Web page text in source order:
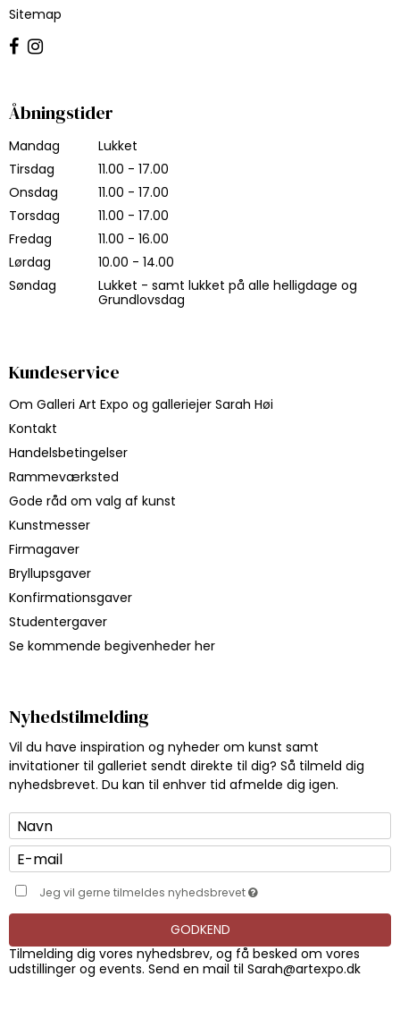
Sitemap
Åbningstider
Mandag
Lukket
Tirsdag
11.00 - 17.00
Onsdag
11.00 - 17.00
Torsdag
11.00 - 17.00
Fredag
11.00 - 16.00
Lørdag
10.00 - 14.00
Søndag
Lukket - samt lukket på alle helligdage og
Grundlovsdag
Kundeservice
Om Galleri Art Expo og galleriejer Sarah Høi
Kontakt
Handelsbetingelser
Rammeværksted
Gode råd om valg af kunst
Kunstmesser
Firmagaver
Bryllupsgaver
Konfirmationsgaver
Studentergaver
Se kommende begivenheder her
Nyhedstilmelding
Vil du have inspiration og nyheder om kunst samt
invitationer til galleriet sendt direkte til dig? Så tilmeld dig
nyhedsbrevet. Du kan til enhver tid afmelde dig igen.
Jeg vil gerne tilmeldes nyhedsbrevet
GODKEND
Tilmelding dig vores nyhedsbrev, og få besked om vores
udstillinger og events. Send en mail til Sarah@artexpo.dk